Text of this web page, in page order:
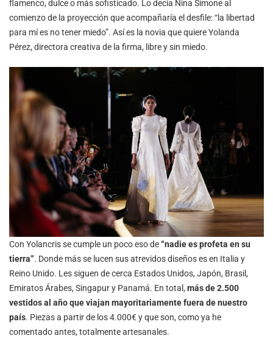
flamenco, dulce o más sofisticado. Lo decía Nina Simone al
comienzo de la proyección que acompañaría el desfile: “la libertad
para mí es no tener miedo”. Así es la novia que quiere Yolanda
Pérez, directora creativa de la firma, libre y sin miedo.
Con Yolancris se cumple un poco eso de“nadie es profeta en su
tierra”. Donde más se lucen sus atrevidos diseños es en Italia y
Reino Unido. Les siguen de cerca Estados Unidos, Japón, Brasil,
Emiratos Árabes, Singapur y Panamá. En total, más de 2.500
vestidos al año que viajan mayoritariamente fuera de nuestro
país. Piezas a partir de los 4.000€ y que son, como ya he
comentado antes, totalmente artesanales.